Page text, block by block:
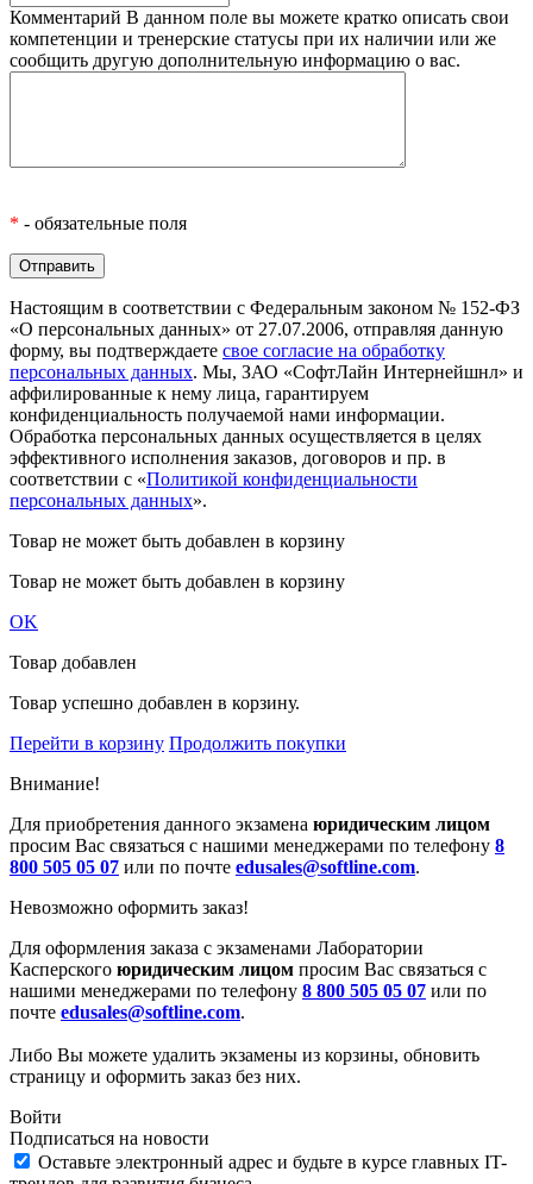
Комментарий В данном поле вы можете кратко описать свои
компетенции и тренерские статусы при их наличии или же
сообщить другую дополнительную информацию о вас.
* - обязательные поля
Настоящим в соответствии с Федеральным законом № 152-ФЗ
«О персональных данных» от 27.07.2006, отправляя данную
форму, вы подтверждаете свое согласие на обработку
персональных данных. Мы, ЗАО «СофтЛайн Интернейшнл» и
аффилированные к нему лица, гарантируем
конфиденциальность получаемой нами информации.
Обработка персональных данных осуществляется в целях
эффективного исполнения заказов, договоров и пр. в
соответствии с «Политикой конфиденциальности
персональных данных».
Товар не может быть добавлен в корзину
Товар не может быть добавлен в корзину
OK
Товар добавлен
Товар успешно добавлен в корзину.
Перейти в корзину Продолжить покупки
Внимание!
Для приобретения данного экзамена юридическим лицом
просим Вас связаться с нашими менеджерами по телефону 8
800 505 05 07 или по почте edusales@softline.com.
Невозможно оформить заказ!
Для оформления заказа с экзаменами Лаборатории
Касперского юридическим лицом просим Вас связаться с
нашими менеджерами по телефону 8 800 505 05 07 или по
почте edusales@softline.com.
Либо Вы можете удалить экзамены из корзины, обновить
страницу и оформить заказ без них.
Войти
Подписаться на новости
Оставьте электронный адрес и будьте в курсе главных IT-